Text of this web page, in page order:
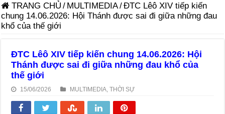
TRANG CHỦ / MULTIMEDIA/ĐTC Lêô XIV tiếp kiến
chung 14.06.2026: Hội Thánh được sai đi giữa những đau
khổ của thế giới
ĐTC Lêô XIV tiếp kiến chung 14.06.2026: Hội
Thánh được sai đi giữa những đau khổ của
thế giới
15/06/2026 MULTIMEDIA ,THỜI SỰ